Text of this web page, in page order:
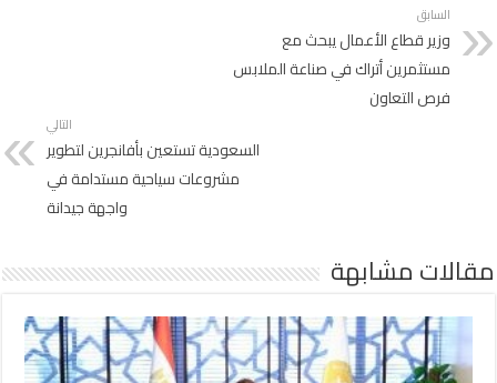
السابق
وزير قطاع الأعمال يبحث مع
مستثمرين أتراك في صناعة الملابس
فرص التعاون
التالي
السعودية تستعين بأفانجرين لتطوير
مشروعات سياحية مستدامة في
واجهة جيدانة
مقالات مشابهة